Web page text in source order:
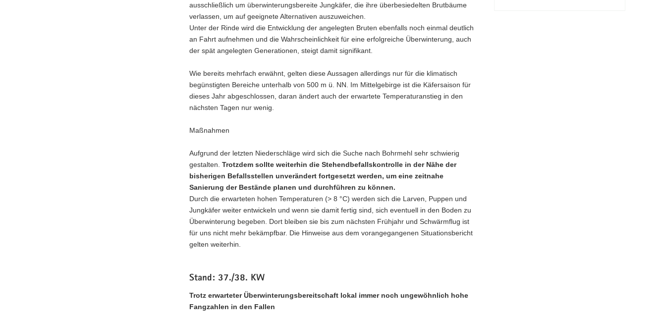
ausschließlich um überwinterungsbereite Jungkäfer, die ihre überbesiedelten Brutbäume
verlassen, um auf geeignete Alternativen auszuweichen.
Unter der Rinde wird die Entwicklung der angelegten Bruten ebenfalls noch einmal deutlich
an Fahrt aufnehmen und die Wahrscheinlichkeit für eine erfolgreiche Überwinterung, auch
der spät angelegten Generationen, steigt damit signifikant.
Wie bereits mehrfach erwähnt, gelten diese Aussagen allerdings nur für die klimatisch
begünstigten Bereiche unterhalb von 500 m ü. NN. Im Mittelgebirge ist die Käfersaison für
dieses Jahr abgeschlossen, daran ändert auch der erwartete Temperaturanstieg in den
nächsten Tagen nur wenig.
Maßnahmen
Aufgrund der letzten Niederschläge wird sich die Suche nach Bohrmehl sehr schwierig
gestalten. Trotzdem sollte weiterhin die Stehendbefallskontrolle in der Nähe der
bisherigen Befallsstellen unverändert fortgesetzt werden, um eine zeitnahe
Sanierung der Bestände planen und durchführen zu können.
Durch die erwarteten hohen Temperaturen (> 8 °C) werden sich die Larven, Puppen und
Jungkäfer weiter entwickeln und wenn sie damit fertig sind, sich eventuell in den Boden zu
Überwinterung begeben. Dort bleiben sie bis zum nächsten Frühjahr und Schwärmflug ist
für uns nicht mehr bekämpfbar. Die Hinweise aus dem vorangegangenen Situationsbericht
gelten weiterhin.
Stand: 37./38. KW
Trotz erwarteter Überwinterungsbereitschaft lokal immer noch ungewöhnlich hohe
Fangzahlen in den Fallen